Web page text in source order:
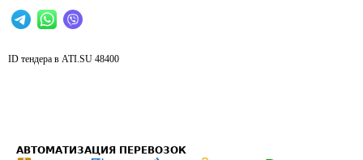
ID тендера в ATI.SU 48400
АВТОМАТИЗАЦИЯ ПЕРЕВОЗОК